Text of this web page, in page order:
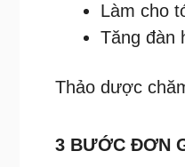
Làm cho
Tăng đàn
Thảo dược
3 BƯỚC ĐƠN